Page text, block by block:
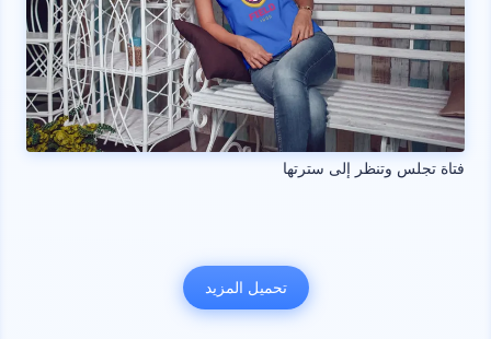
فتاة تجلس وتنظر إلى سترتها
تحميل المزيد